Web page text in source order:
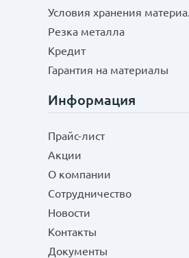
Условия хранения
Резка металла
Кредит
Гарантия на материалы
Информация
Прайс-лист
Акции
О компании
Сотрудничество
Новости
Контакты
Документы